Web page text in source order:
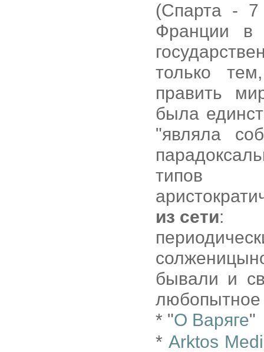
(Спарта -
Франции в
только
править
была
"являла
типов
из сети:
бывали и
любопытное
* "О Варяге"
* Arktos